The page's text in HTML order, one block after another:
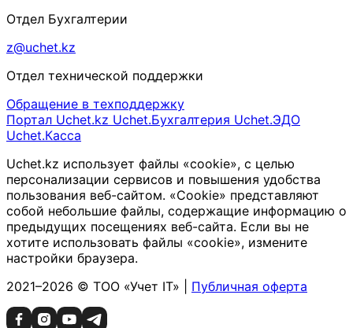
Отдел Бухгалтерии
z@uchet.kz
Отдел технической поддержки
Обращение в техподдержку
Портал Uchet.kz Uchet.Бухгалтерия Uchet.ЭДО
Uchet.Касса
Uchet.kz использует файлы «cookie», с целью
персонализации сервисов и повышения удобства
пользования веб-сайтом. «Cookie» представляют
собой небольшие файлы, содержащие информацию о
предыдущих посещениях веб-сайта. Если вы не
хотите использовать файлы «cookie», измените
настройки браузера.
2021–2026 © ТОО «Учет IT» | Публичная оферта